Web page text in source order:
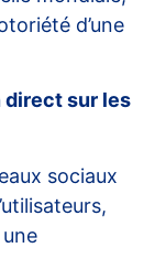
d’une
direct sur les
sociaux